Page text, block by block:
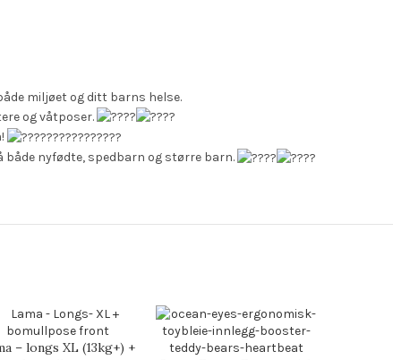
miljøet og ditt barns helse.
og våtposer.
nyfødte, spedbarn og større barn.
– longs XL (13kg+) +